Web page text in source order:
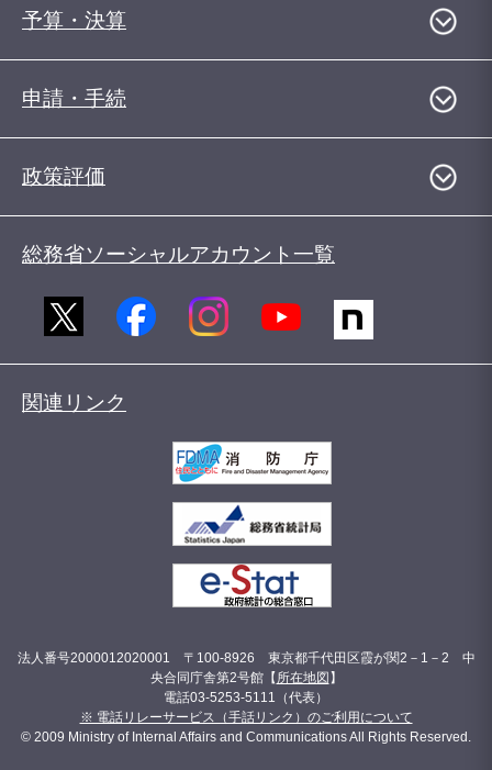
予算・決算
申請・手続
政策評価
総務省ソーシャルアカウント一覧
関連リンク
法人番号2000012020001 〒100-8926 東京都千代田区霞が関2－1－2 中
央合同庁舎第2号館【 所在地図 】
電話03-5253-5111（代表）
※ 電話リレーサービス（手話リンク）のご利用について
© 2009 Ministry of Internal Affairs and Communications All Rights Reserved.